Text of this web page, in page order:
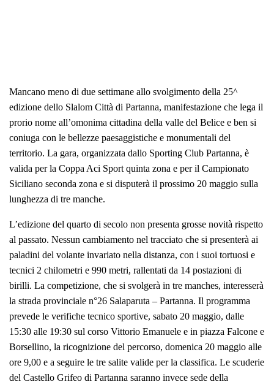
Mancano meno di due settimane allo svolgimento della 25^
edizione dello Slalom Città di Partanna, manifestazione che lega il
prorio nome all’omonima cittadina della valle del Belice e ben si
coniuga con le bellezze paesaggistiche e monumentali del
territorio. La gara, organizzata dallo Sporting Club Partanna, è
valida per la Coppa Aci Sport quinta zona e per il Campionato
Siciliano seconda zona e si disputerà il prossimo 20 maggio sulla
lunghezza di tre manche.
L’edizione del quarto di secolo non presenta grosse novità rispetto
al passato. Nessun cambiamento nel tracciato che si presenterà ai
paladini del volante invariato nella distanza, con i suoi tortuosi e
tecnici 2 chilometri e 990 metri, rallentati da 14 postazioni di
birilli. La competizione, che si svolgerà in tre manches, interesserà
la strada provinciale n°26 Salaparuta – Partanna. Il programma
prevede le verifiche tecnico sportive, sabato 20 maggio, dalle
15:30 alle 19:30 sul corso Vittorio Emanuele e in piazza Falcone e
Borsellino, la ricognizione del percorso, domenica 20 maggio alle
ore 9,00 e a seguire le tre salite valide per la classifica. Le scuderie
del Castello Grifeo di Partanna saranno invece sede della